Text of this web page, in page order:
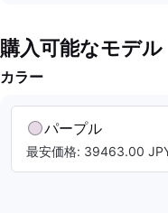
購入可能なモデル
カラー
パープル
最安価格: 39463.00